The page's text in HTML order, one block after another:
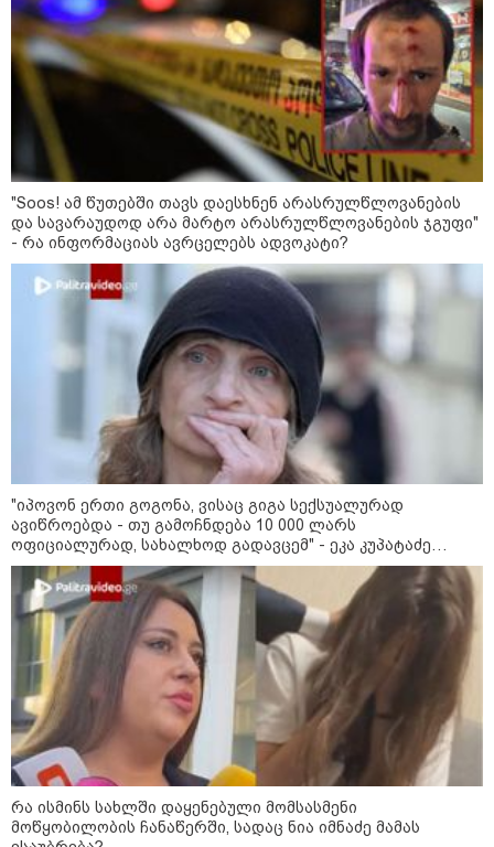
„რიკოთის მსგავსი რთული
საინჟინრო ობიექტების მოვლა-
პასუხისმგებლობას მოითხოვს“-
რატომ გახდა საჭირო გზების
მოვლა-პატრონობისთვის
სახელმწიფო კომპანიის შექმნა
„რუსთაველზე მდებარე
სასტუმროები 40-50%-იან
გაუქმებებს იღებენ, საკმაოდ დიდი
ზარალისკენ წავალთ - მეგონა,
ვიღაც მოიფიქრებდა და ბიზნესს
შეხვდებოდა“
„ფასები 2-3 წელში გაორმაგდება“
- ლოკაციები თბილისის
შემოგარენში, სადაც შესაძლოა,
მიწები გაძვირდეს
სამართალი
"Soos! ამ წუთებში თავს დაესხნენ არასრულწლოვანების
და სავარაუდოდ არა მარტო არასრულწლოვანების ჯგუფი"
- რა ინფორმაციას ავრცელებს ადვოკატი?
"იპოვონ ერთი გოგონა, ვისაც გიგა სექსუალურად
ავიწროებდა - თუ გამოჩნდება 10 000 ლარს
ოფიციალურად, სახალხოდ გადავცემ" - ეკა კუპატაძე
განცხადებას ავრცელებს
რა ისმინს სახლში დაყენებული მომსასმენი
მოწყობილობის ჩანაწერში, სადაც ნია იმნაძე მამას